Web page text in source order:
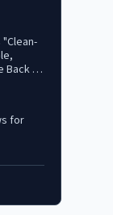
Back to
for